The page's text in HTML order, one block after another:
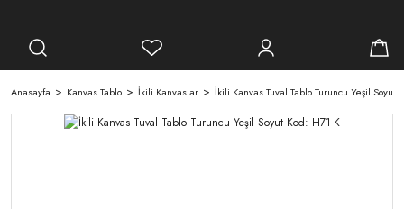
Anasayfa Kanvas Tablo İkili Kanvaslar İkili Kanvas Tuval Tablo Turuncu Yeşil Soyut